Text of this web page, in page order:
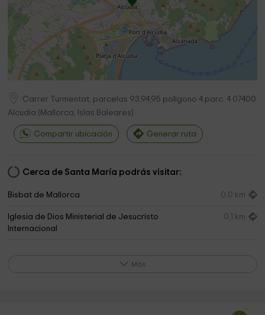
Carrer Turmentat, parcelas 93,94,95 poligono 4 parc. 4 07400
Alcudia ( Mallorca, Islas Baleares)
Compartir ubicación Generar ruta
Cerca de Santa María podrás visitar:
Bisbat de Mallorca 0,0 km
Iglesia de Dios Ministerial de Jesucristo
Internacional
0,1 km
Más